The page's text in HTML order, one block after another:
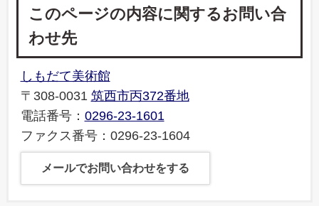
このページの内容に関するお問い合
わせ先
しもだて美術館
〒308-0031 筑西市丙372番地
電話番号： 0296-23-1601
ファクス番号：0296-23-1604
メールでお問い合わせをする